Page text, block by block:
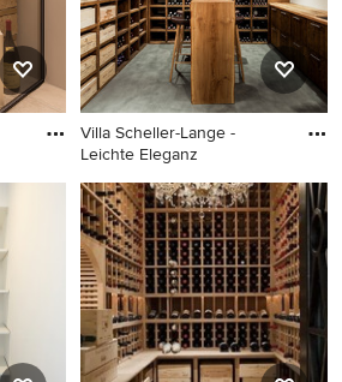
Villa Scheller-Lange -
Leichte Eleganz